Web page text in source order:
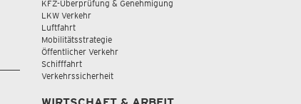
KFZ-Überprüfung & Genehmigung
LKW Verkehr
Luftfahrt
Mobilitätsstrategie
Öffentlicher Verkehr
Schifffahrt
Verkehrssicherheit